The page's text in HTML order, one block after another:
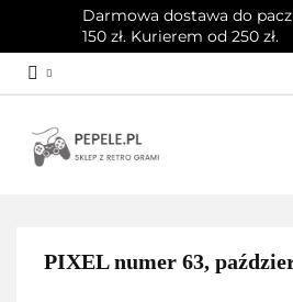
Darmowa dostawa do
150 zł. Kurierem od 250 zł.
PIXEL numer 63,